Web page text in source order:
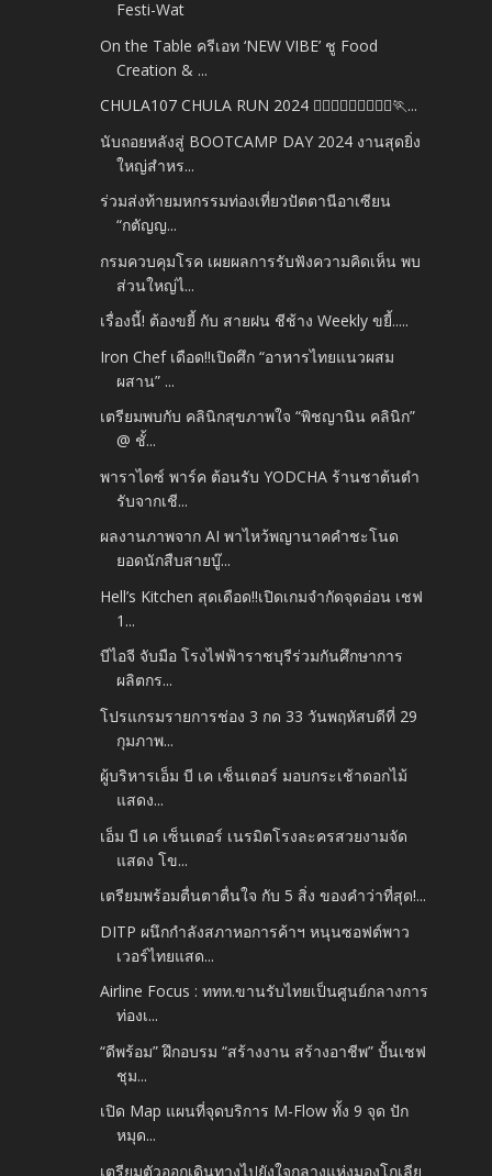
Festi-Wat
On the Table ครีเอท ‘NEW VIBE’ ชู Food
Creation & ...
CHULA107 CHULA RUN 2024 🏃🏻‍♂️🏃🏼‍♂️🏃🏽‍♂️🏃...
นับถอยหลังสู่ BOOTCAMP DAY 2024 งานสุดยิ่ง
ใหญ่สำหร...
ร่วมส่งท้ายมหกรรมท่องเที่ยวปัตตานีอาเซียน
“กตัญญ...
กรมควบคุมโรค เผยผลการรับฟังความคิดเห็น พบ
ส่วนใหญ่ไ...
เรื่องนี้! ต้องขยี้ กับ สายฝน ชีช้าง Weekly ขยี้.....
Iron Chef เดือด!!เปิดศึก “อาหารไทยแนวผสม
ผสาน” ...
เตรียมพบกับ คลินิกสุขภาพใจ “พิชญานิน คลินิก”
@ ชั้...
พาราไดซ์ พาร์ค ต้อนรับ YODCHA ร้านชาต้นตำ
รับจากเชี...
ผลงานภาพจาก AI พาไหว้พญานาคคำชะโนด
ยอดนักสืบสายบู๊...
Hell’s Kitchen สุดเดือด!!เปิดเกมจำกัดจุดอ่อน เชฟ
1...
บีไอจี จับมือ โรงไฟฟ้าราชบุรีร่วมกันศึกษาการ
ผลิตกร...
โปรแกรมรายการช่อง 3 กด 33 วันพฤหัสบดีที่ 29
กุมภาพ...
ผู้บริหารเอ็ม บี เค เซ็นเตอร์ มอบกระเช้าดอกไม้
แสดง...
เอ็ม บี เค เซ็นเตอร์ เนรมิตโรงละครสวยงามจัด
แสดง โข...
เตรียมพร้อมตื่นตาตื่นใจ กับ 5 สิ่ง ของคำว่าที่สุด!...
DITP ผนึกกำลังสภาหอการค้าฯ หนุนซอฟต์พาว
เวอร์ไทยแสด...
Airline Focus : ททท.ขานรับไทยเป็นศูนย์กลางการ
ท่องเ...
“ดีพร้อม” ฝึกอบรม “สร้างงาน สร้างอาชีพ” ปั้นเชฟ
ชุม...
เปิด Map แผนที่จุดบริการ M-Flow ทั้ง 9 จุด ปัก
หมุด...
เตรียมตัวออกเดินทางไปยังใจกลางแห่งมองโกเลีย